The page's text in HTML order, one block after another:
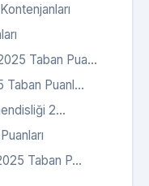
Taban Pua...
Taban Puanl...
2...
Taban P...